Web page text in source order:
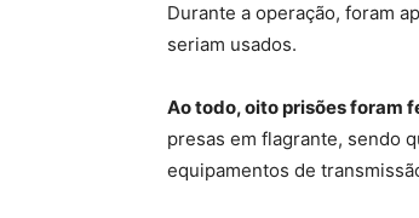
Durante a operação, foram
seriam usados.
Ao todo, oito prisões foram
presas em flagrante, sendo
equipamentos de